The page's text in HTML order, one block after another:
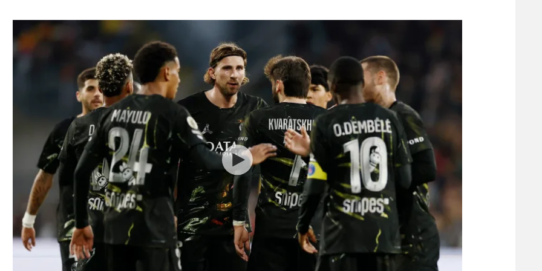
תקנון עבור פעילות ספורט 1 – "מרלן"
תנאי שימוש
מדיניות פרטיות
תקנון פעילות ספורט 1
רשיון להקרנה פומבית לבית עסק
הצטרפות לחבילת הערוצים
לוח דרושים – ג'ובנט
תגיות
הפועל תל אביב
הפועל באר שבע
מכבי נתניה
בני יהודה
ליגה סינית
ליגה ברזילאית
ליגות נוספות